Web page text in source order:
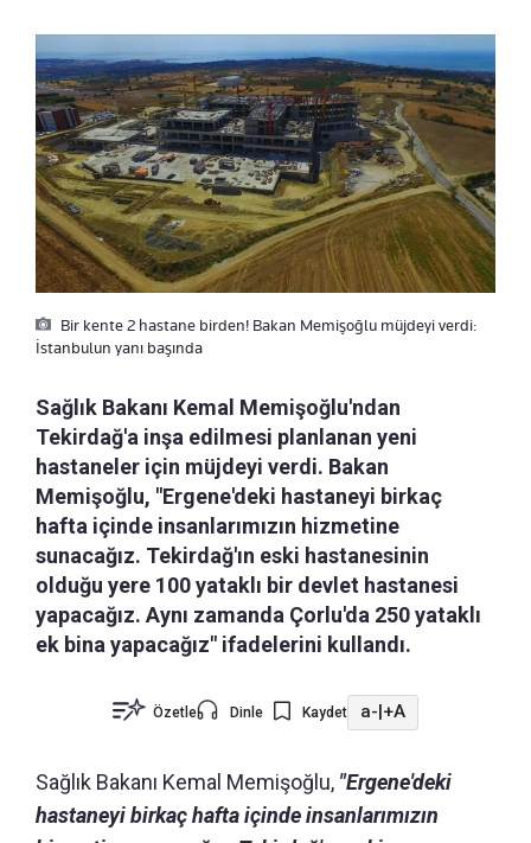
Bir kente 2 hastane birden! Bakan Memişoğlu müjdeyi verdi:
İstanbulun yanı başında
Sağlık Bakanı Kemal Memişoğlu'ndan
Tekirdağ'a inşa edilmesi planlanan yeni
hastaneler için müjdeyi verdi. Bakan
Memişoğlu, "Ergene'deki hastaneyi birkaç
hafta içinde insanlarımızın hizmetine
sunacağız. Tekirdağ'ın eski hastanesinin
olduğu yere 100 yataklı bir devlet hastanesi
yapacağız. Aynı zamanda Çorlu'da 250 yataklı
ek bina yapacağız" ifadelerini kullandı.
Özetle Dinle Kaydet a- +A
Sağlık Bakanı Kemal Memişoğlu, "Ergene'deki
hastaneyi birkaç hafta içinde insanlarımızın